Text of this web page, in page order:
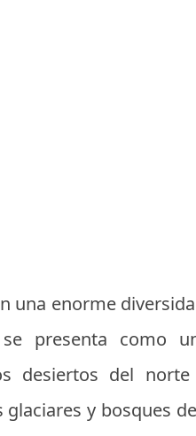
una enorme
se presenta como
desiertos del
y bosques